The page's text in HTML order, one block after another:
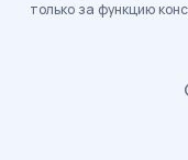
только за функцию